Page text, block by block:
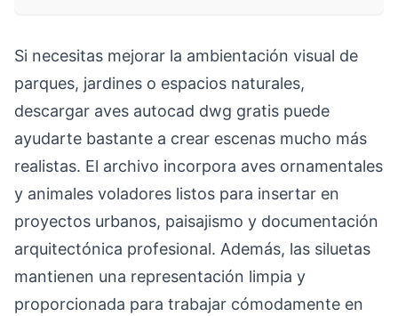
Si necesitas mejorar la ambientación visual de
parques, jardines o espacios naturales,
descargar aves autocad dwg gratis puede
ayudarte bastante a crear escenas mucho más
realistas. El archivo incorpora aves ornamentales
y animales voladores listos para insertar en
proyectos urbanos, paisajismo y documentación
arquitectónica profesional. Además, las siluetas
mantienen una representación limpia y
proporcionada para trabajar cómodamente en